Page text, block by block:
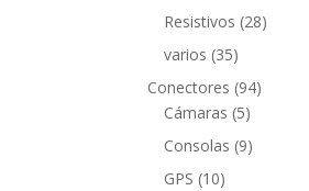
producto
Resistivos 2828
varios 3535
productos
Conectores 9494
Cámaras 55
productos
Consolas 99
GPS 1010